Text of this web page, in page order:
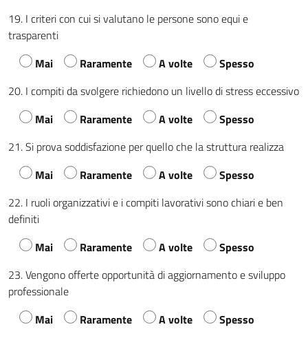
19. I criteri con cui si valutano le persone sono equi e
trasparenti
Mai
Raramente A volte
Spesso
20. I compiti da svolgere richiedono un livello di stress eccessivo
Mai
Raramente A volte
Spesso
21. Si prova soddisfazione per quello che la struttura realizza
Mai
Raramente A volte
Spesso
22. I ruoli organizzativi e i compiti lavorativi sono chiari e ben
definiti
Mai
Raramente A volte
Spesso
23. Vengono offerte opportunità di aggiornamento e sviluppo
professionale
Mai
Raramente A volte
Spesso